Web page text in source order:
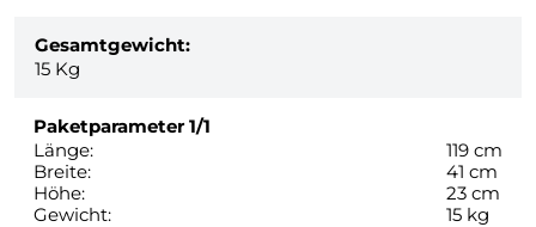
Gesamtgewicht:
15 Kg
Paketparameter1/1
Länge:
119 cm
Breite:
41 cm
Höhe:
23 cm
Gewicht:
15 kg